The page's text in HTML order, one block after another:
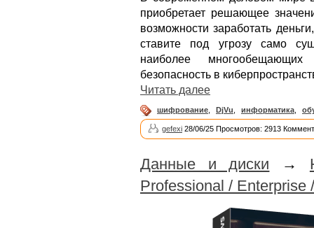
приобретает решающее
возможности заработать
ставите под угрозу само
наиболее многообещающих
безопасность в
Читать далее
шифрование DjVu информатика
gefexi 28/06/25 Просмотров: 2913
Данные и диски →
Professional / Enterprise